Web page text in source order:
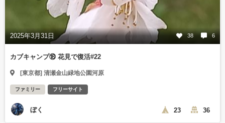
2025年3月31日 38 6
カブキャンプ⑱ 花見で復活#22
[東京都] 清瀬金山緑地公園河原
ファミリー フリーサイト
ぼく 23 36